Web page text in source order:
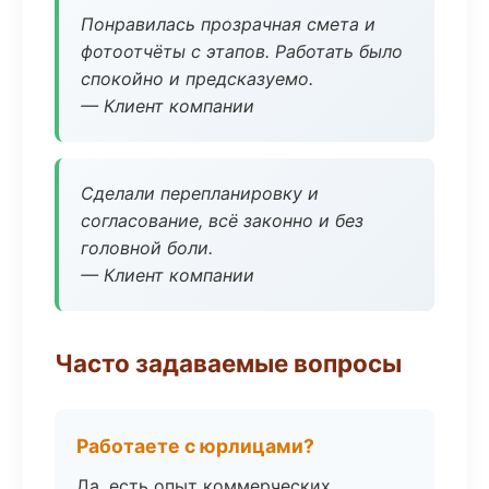
Понравилась прозрачная смета и
фотоотчёты с этапов. Работать было
спокойно и предсказуемо.
— Клиент компании
Сделали перепланировку и
согласование, всё законно и без
головной боли.
— Клиент компании
Часто задаваемые вопросы
Работаете с юрлицами?